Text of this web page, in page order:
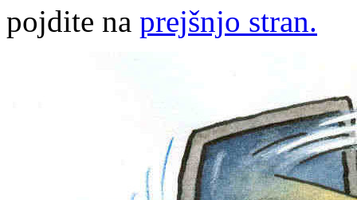
pojdite na prejšnjo stran.